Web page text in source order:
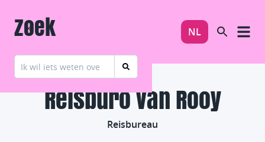
NL
Zoek
Reisburo van Rooy
Reisbureau